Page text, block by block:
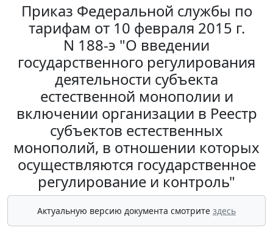
Приказ Федеральной службы по
тарифам от 10 февраля 2015 г.
N 188-э "О введении
государственного регулирования
деятельности субъекта
естественной монополии и
включении организации в Реестр
субъектов естественных
монополий, в отношении которых
осуществляются государственное
регулирование и контроль"
Актуальную версию документа смотрите здесь